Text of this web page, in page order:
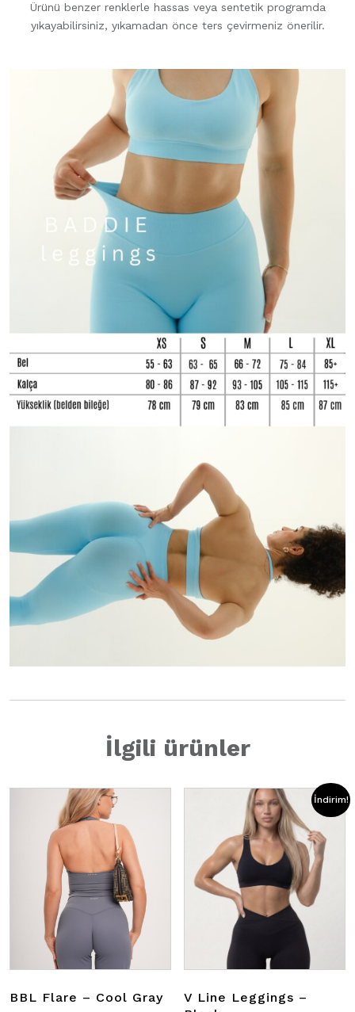
Ürünü benzer renklerle hassas veya sentetik programda
yıkayabilirsiniz, yıkamadan önce ters çevirmeniz önerilir.
İlgili ürünler
BBL Flare – Cool Gray
İndirim!
V Line Leggings –